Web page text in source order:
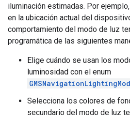
iluminación estimadas. Por
en la ubicación actual del
comportamiento del modo de luz
programática de las siguientes
Elige cuándo se usan los
luminosidad con el enum
Selecciona los colores de
secundario del modo de luz